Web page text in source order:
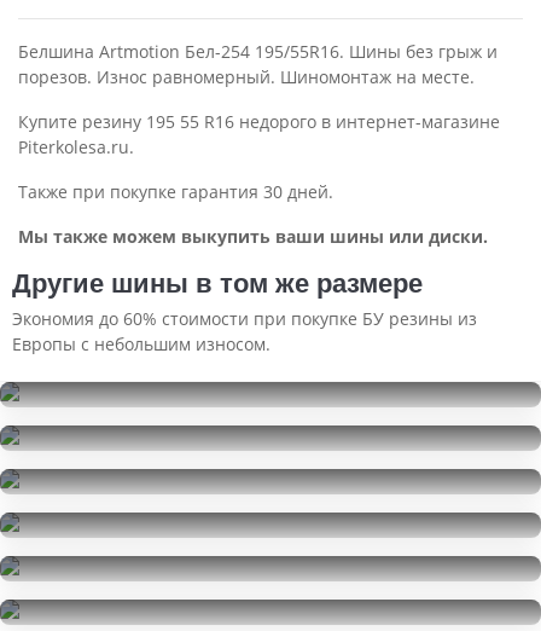
Белшина Artmotion Бел-254 195/55R16. Шины без грыж и
порезов. Износ равномерный. Шиномонтаж на месте.
Купите резину 195 55 R16 недорого в интернет-магазине
Piterkolesa.ru.
Также при покупке гарантия 30 дней.
Мы также можем выкупить ваши шины или диски.
Другие шины в том же размере
Экономия до 60% стоимости при покупке БУ резины из
Европы с небольшим износом.
195/55R16
1500
за 1 шт.
195/55R16
7000
за 2 шт.
195/55R16
7000
за 2 шт.
195/55R16
14000
за 4 шт.
195/55R16